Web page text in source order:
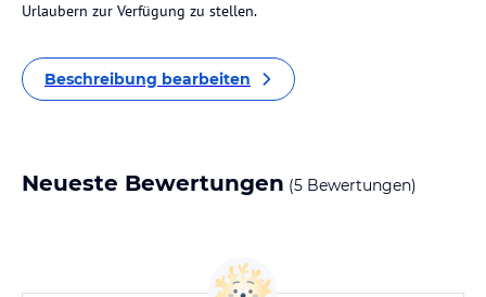
Urlaubern zur Verfügung zu stellen.
Beschreibung bearbeiten
Neueste Bewertungen (5 Bewertungen)